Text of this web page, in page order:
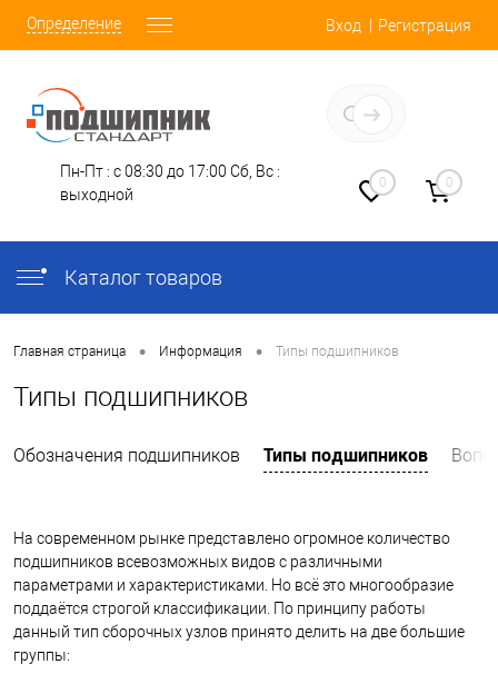
Определение Вход Регистрация
Пн-Пт : с 08:30 до 17:00 Сб, Вс :
выходной
0 0
Каталог товаров
Главная страница • Информация • Типы подшипников
Типы подшипников
Обозначения подшипников Типы подшипников
На современном рынке представлено огромное количество
подшипников всевозможных видов с различными
параметрами и характеристиками. Но всё это многообразие
поддаётся строгой классификации. По принципу работы
данный тип сборочных узлов принято делить на две большие
группы: